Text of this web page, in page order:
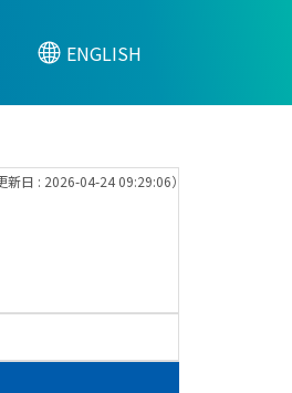
ENGLISH
新日 : 2026-04-24 09:29:06）